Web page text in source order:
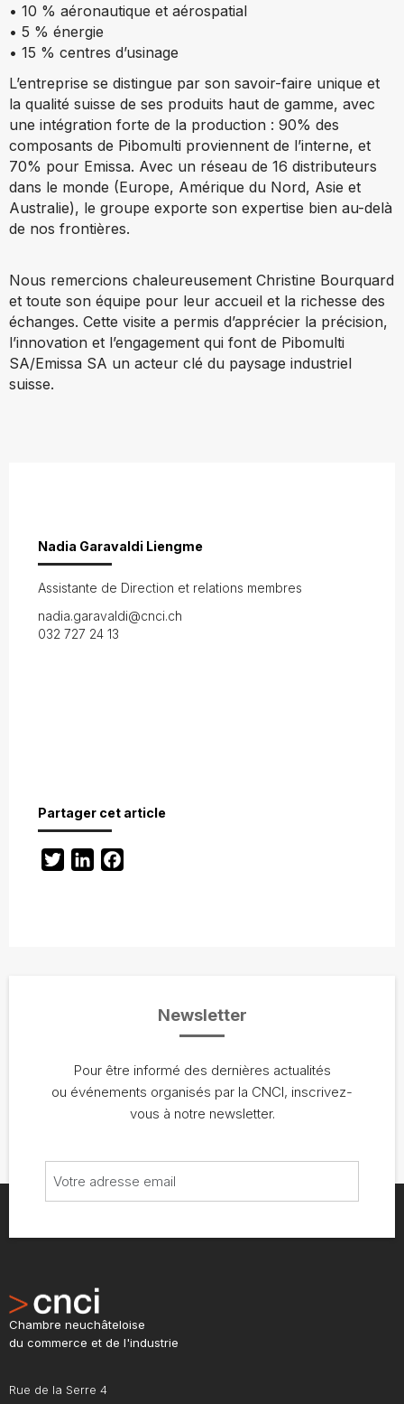
• 10 % aéronautique et aérospatial
• 5 % énergie
• 15 % centres d’usinage
L’entreprise se distingue par son savoir-faire unique et
la qualité suisse de ses produits haut de gamme, avec
une intégration forte de la production : 90% des
composants de Pibomulti proviennent de l’interne, et
70% pour Emissa. Avec un réseau de 16 distributeurs
dans le monde (Europe, Amérique du Nord, Asie et
Australie), le groupe exporte son expertise bien au-delà
de nos frontières.
Nous remercions chaleureusement Christine Bourquard
et toute son équipe pour leur accueil et la richesse des
échanges. Cette visite a permis d’apprécier la précision,
l’innovation et l’engagement qui font de Pibomulti
SA/Emissa SA un acteur clé du paysage industriel
suisse.
Nadia Garavaldi Liengme
Assistante de Direction et relations membres
nadia.garavaldi@cnci.ch
032 727 24 13
Partager cet article
TwitterLinkedIn
Newsletter
Pour être informé des dernières actualités
ou événements organisés par la CNCI, inscrivez-
vous à notre newsletter.
Chambre neuchâteloise
du commerce et de l'industrie
Rue de la Serre 4